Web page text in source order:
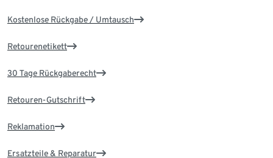
Kostenlose Rückgabe / Umtausch
Retourenetikett
30 Tage Rückgaberecht
Retouren-Gutschrift
Reklamation
Ersatzteile & Reparatur